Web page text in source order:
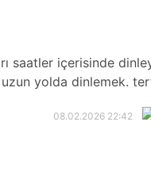
saatler içerisinde
yolda dinlemek.
08.02.2026 22:42